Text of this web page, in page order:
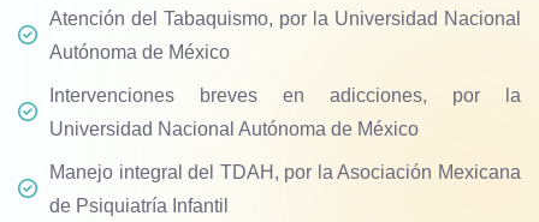
Atención del Tabaquismo, por la Universidad Nacional
Autónoma de México
Intervenciones breves en adicciones, por la
Universidad Nacional Autónoma de México
Manejo integral del TDAH, por la Asociación Mexicana
de Psiquiatría Infantil